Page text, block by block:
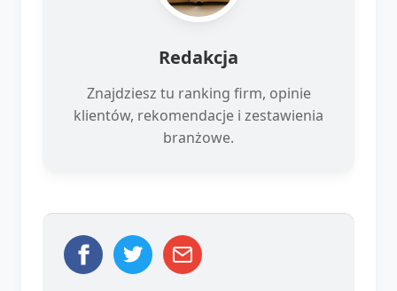
Redakcja
Znajdziesz tu ranking firm, opinie
klientów, rekomendacje i zestawienia
branżowe.